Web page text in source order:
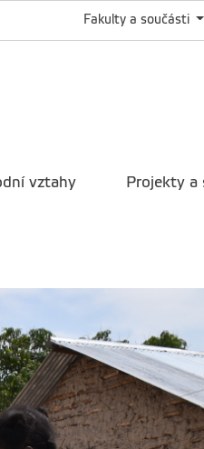
Fakulty a součásti
vztahy Projekty a